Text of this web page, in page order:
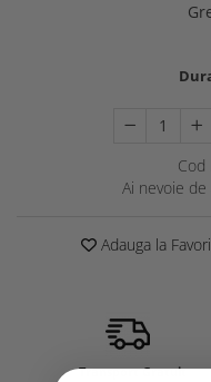
Cod
Ai nevoie de
Adauga la
Transport Gratuit